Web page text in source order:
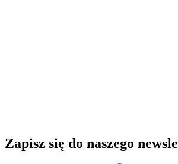
Zapisz się do naszego